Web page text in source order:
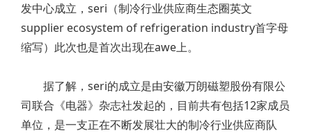
发中心成立，seri（制冷行业供应商生态圈英文
supplier ecosystem of refrigeration industry首字母
缩写）此次也是首次出现在awe上。
据了解，seri的成立是由安徽万朗磁塑股份有限公
司联合《电器》杂志社发起的，目前共有包括12家成员
单位，是一支正在不断发展壮大的制冷行业供应商队